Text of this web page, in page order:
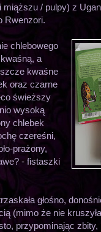
miąższu / pulpy) z
Rwenzori.
chlebowego
a
kwaśne
oraz czarne
świeższy
wysoką
chlebek
czereśni,
prażony,
- fistaszki
głośno,
(mimo że nie
przypominając